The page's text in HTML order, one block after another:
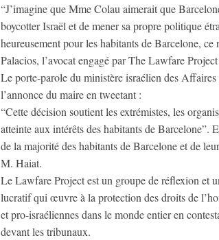
“J’imagine que Mme Colau aimerait que
boycotter Israël et de mener sa propre politique
heureusement pour les habitants de Barcelone, ce
Palacios, l’avocat engagé par The Lawfare
Le porte-parole du ministère israélien des
l’annonce du maire en tweetant :
“Cette décision soutient les extrémistes, les
atteinte aux intérêts des habitants de Barcelone”.
de la majorité des habitants de Barcelone et de
M. Haiat.
Le Lawfare Project est un groupe de réflexion et
lucratif qui œuvre à la protection des droits de
et pro-israéliennes dans le monde entier en
devant les tribunaux.